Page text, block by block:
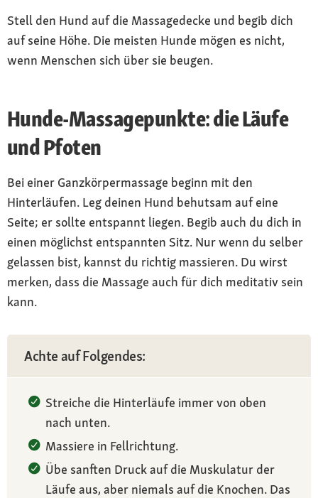
Stell den Hund auf die Massagedecke und begib dich
auf seine Höhe. Die meisten Hunde mögen es nicht,
wenn Menschen sich über sie beugen.
Hunde-Massagepunkte: die Läufe
und Pfoten
Bei einer Ganzkörpermassage beginn mit den
Hinterläufen. Leg deinen Hund behutsam auf eine
Seite; er sollte entspannt liegen. Begib auch du dich in
einen möglichst entspannten Sitz. Nur wenn du selber
gelassen bist, kannst du richtig massieren. Du wirst
merken, dass die Massage auch für dich meditativ sein
kann.
Achte auf Folgendes:
Streiche die Hinterläufe immer von oben
nach unten.
Massiere in Fellrichtung.
Übe sanften Druck auf die Muskulatur der
Läufe aus, aber niemals auf die Knochen. Das